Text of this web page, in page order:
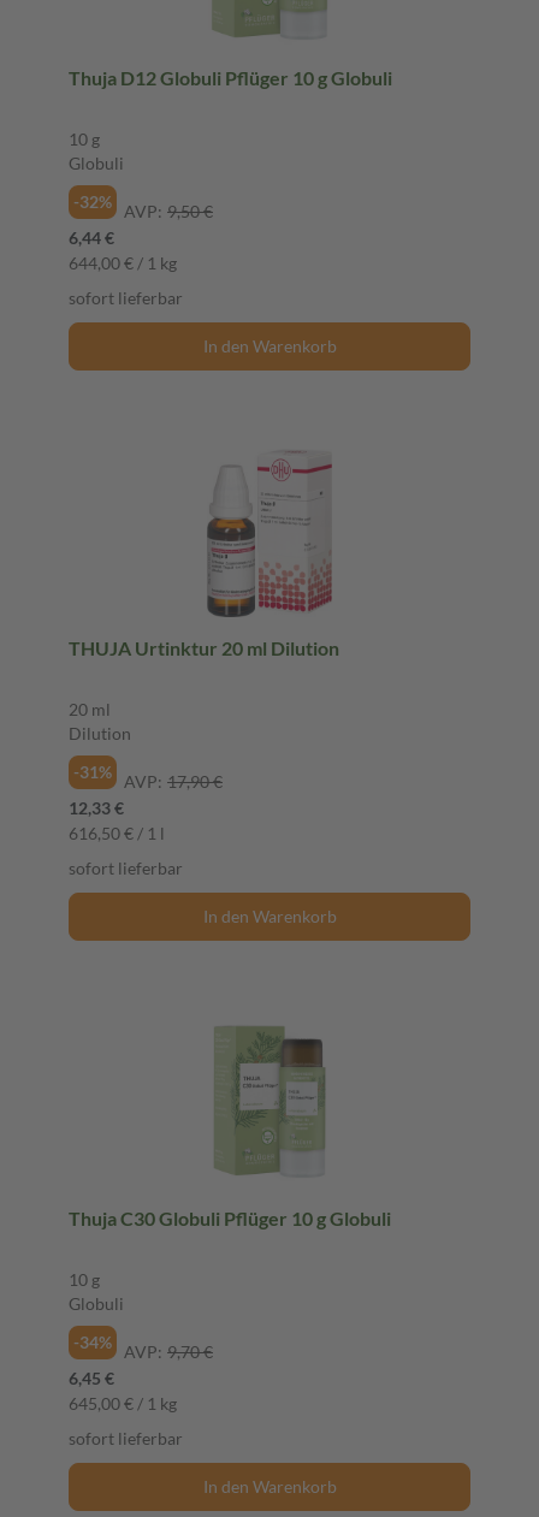
Thuja D12 Globuli Pflüger 10 g Globuli
10 g
Globuli
-32%
AVP: 9,50 €
6,44 €
644,00 € / 1 kg
sofort lieferbar
In den Warenkorb
THUJA Urtinktur 20 ml Dilution
20 ml
Dilution
-31%
AVP: 17,90 €
12,33 €
616,50 € / 1 l
sofort lieferbar
In den Warenkorb
Thuja C30 Globuli Pflüger 10 g Globuli
10 g
Globuli
-34%
AVP: 9,70 €
6,45 €
645,00 € / 1 kg
sofort lieferbar
In den Warenkorb